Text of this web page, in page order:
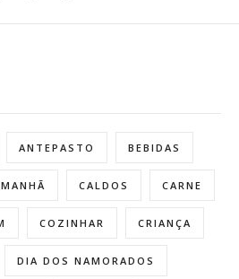
ANTEPASTO BEBIDAS
CALDOS CARNE
COZINHAR CRIANÇA
DIA DOS NAMORADOS